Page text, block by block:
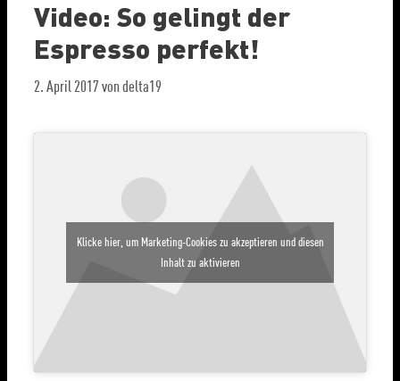
Video: So gelingt der
Espresso perfekt!
2. April 2017vondelta19
Klicke hier, um Marketing-Cookies zu akzeptieren und diesen
Inhalt zu aktivieren